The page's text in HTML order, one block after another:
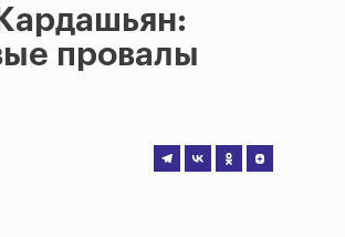
провалы